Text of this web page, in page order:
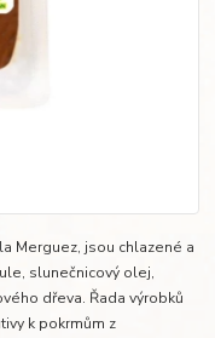
Merguez, jsou chlazené a
slunečnicový olej,
dřeva. Řada výrobků
k pokrmům z